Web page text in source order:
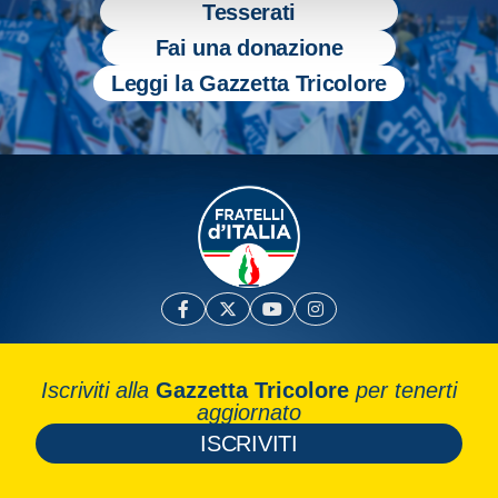
Tesserati
Fai una donazione
Leggi la Gazzetta Tricolore
Iscriviti alla Gazzetta Tricolore per tenerti
aggiornato
ISCRIVITI